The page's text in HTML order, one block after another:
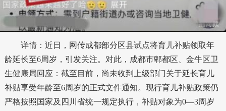
详情：近日，网传成都部分区县试点将育儿补贴领取年
龄延长至6周岁，引发关注。对此，成都市郫都区、金牛区卫
生健康局回应：截至目前，尚未收到上级部门关于延长育儿
补贴享受年龄至6周岁的正式文件通知。现行育儿补贴政策仍
严格按照国家及四川省统一规定执行，补贴对象为0—3周岁